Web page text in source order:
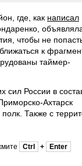
где, как написал
чтобы не
к
таймер-
сил России в
Ахтарск
Также с
Ctrl + Enter